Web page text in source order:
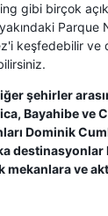
gibi birçok
yakındaki
keşfedebilir ve
şehirler
Bayahibe ve
Dominik
destinasyonlar
mekanlara ve